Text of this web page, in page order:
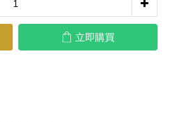
立即購買